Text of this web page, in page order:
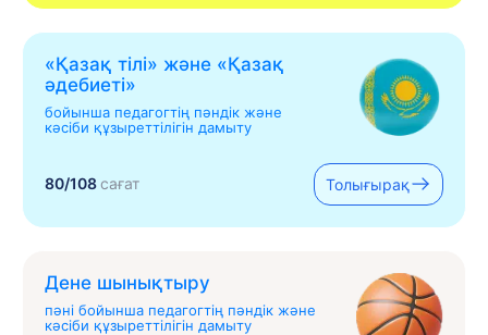
«Қазақ тілі» жəне «Қазақ
əдебиеті»
бойынша педагогтің пәндік және
кәсіби құзыреттілігін дамыту
80/108сағат Толығырақ
Дене шынықтыру
пәні бойынша педагогтің пәндік және
кәсіби құзыреттілігін дамыту